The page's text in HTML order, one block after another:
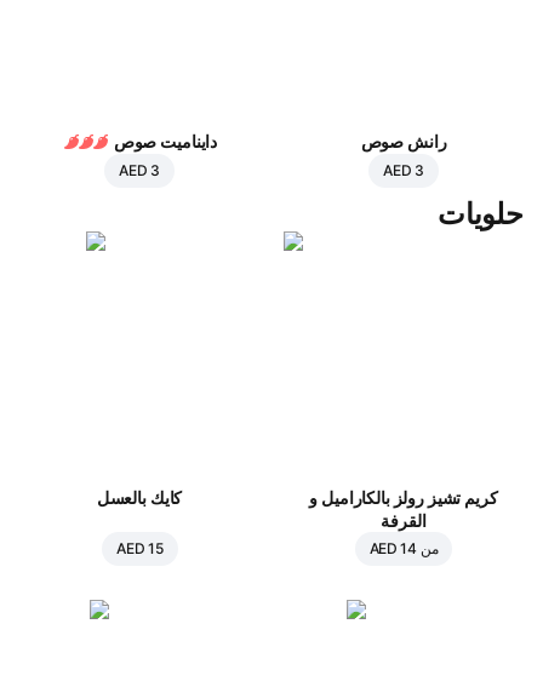
رانش صوص
AED 3
دايناميت صوص
AED 3
حلويات
كريم تشيز رولز بالكاراميل و
القرفة
منAED 14
كايك بالعسل
AED 15